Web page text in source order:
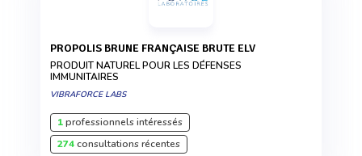
PROPOLIS BRUNE FRANÇAISE BRUTE ELV
PRODUIT NATUREL POUR LES DÉFENSES
IMMUNITAIRES
VIBRAFORCE LABS
1professionnels intéressés
274consultations récentes